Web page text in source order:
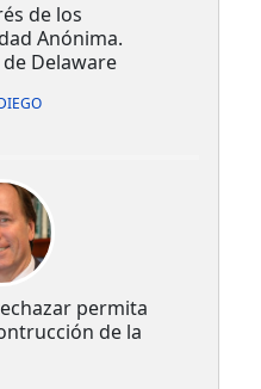
de los
Anónima.
Delaware
permita
de la